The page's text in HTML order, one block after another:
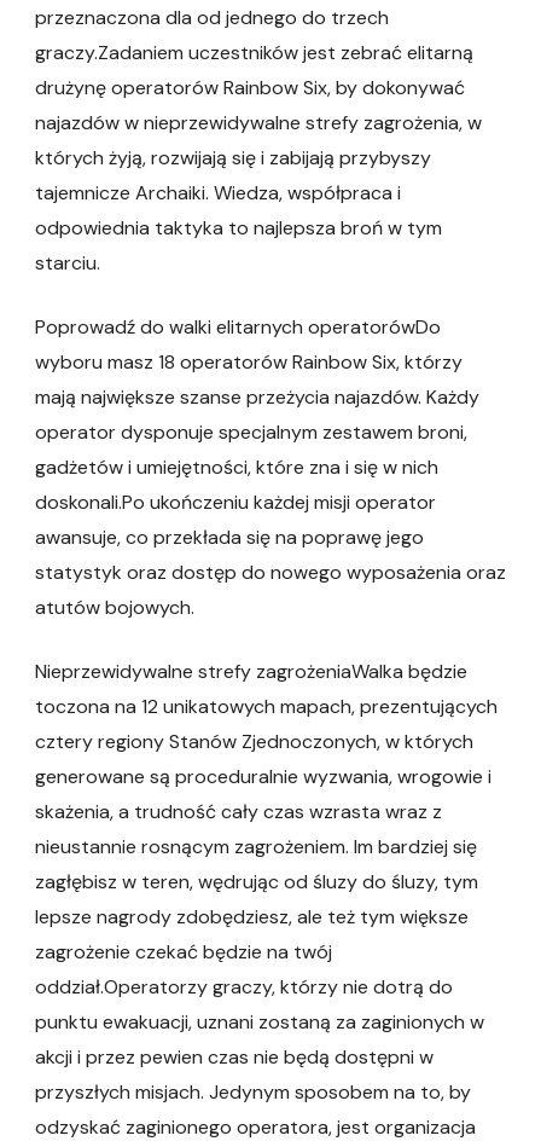
przeznaczona dla od jednego do trzech
graczy.Zadaniem uczestników jest zebrać elitarną
drużynę operatorów Rainbow Six, by dokonywać
najazdów w nieprzewidywalne strefy zagrożenia, w
których żyją, rozwijają się i zabijają przybyszy
tajemnicze Archaiki. Wiedza, współpraca i
odpowiednia taktyka to najlepsza broń w tym
starciu.
Poprowadź do walki elitarnych operatorówDo
wyboru masz 18 operatorów Rainbow Six, którzy
mają największe szanse przeżycia najazdów. Każdy
operator dysponuje specjalnym zestawem broni,
gadżetów i umiejętności, które zna i się w nich
doskonali.Po ukończeniu każdej misji operator
awansuje, co przekłada się na poprawę jego
statystyk oraz dostęp do nowego wyposażenia oraz
atutów bojowych.
Nieprzewidywalne strefy zagrożeniaWalka będzie
toczona na 12 unikatowych mapach, prezentujących
cztery regiony Stanów Zjednoczonych, w których
generowane są proceduralnie wyzwania, wrogowie i
skażenia, a trudność cały czas wzrasta wraz z
nieustannie rosnącym zagrożeniem. Im bardziej się
zagłębisz w teren, wędrując od śluzy do śluzy, tym
lepsze nagrody zdobędziesz, ale też tym większe
zagrożenie czekać będzie na twój
oddział.Operatorzy graczy, którzy nie dotrą do
punktu ewakuacji, uznani zostaną za zaginionych w
akcji i przez pewien czas nie będą dostępni w
przyszłych misjach. Jedynym sposobem na to, by
odzyskać zaginionego operatora, jest organizacja